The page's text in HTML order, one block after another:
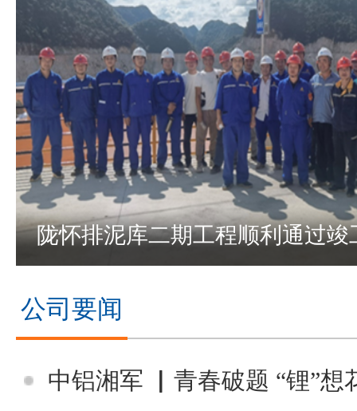
陇怀排泥库二期工程顺利通过竣
公司要闻
中铝湘军 ▏青春破题 “锂”想花开 ——长沙有色院锂云